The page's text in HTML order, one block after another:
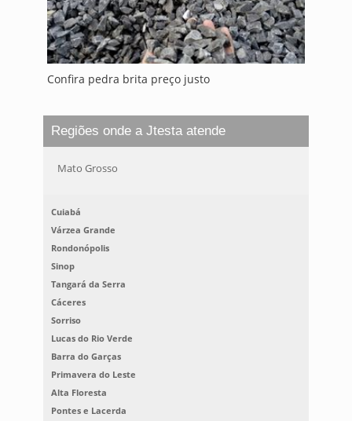
Confira pedra brita preço justo
Regiões onde a Jtesta atende
Mato Grosso
Cuiabá
Várzea Grande
Rondonópolis
Sinop
Tangará da Serra
Cáceres
Sorriso
Lucas do Rio Verde
Barra do Garças
Primavera do Leste
Alta Floresta
Pontes e Lacerda